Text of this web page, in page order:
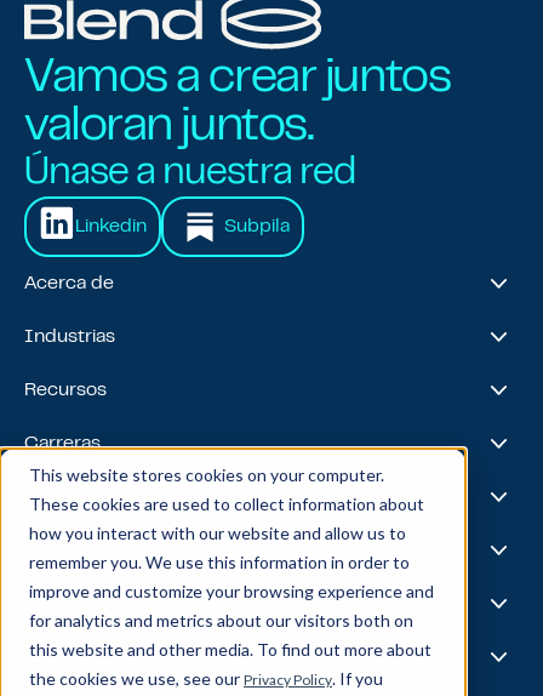
This website stores cookies on your computer.
These cookies are used to collect information about
how you interact with our website and allow us to
remember you. We use this information in order to
improve and customize your browsing experience and
for analytics and metrics about our visitors both on
this website and other media. To find out more about
the cookies we use, see our Privacy Policy. If you
Vamos a crear juntos
valoran juntos.
Únase a nuestra red
Linkedin Subpila
Acerca de
Acerca de nosotros
Premios y reconocimientos
Industrias
Servicios financieros
Viajes y hospitalidad
Energía
Tecnología, medios y telecomunicaciones
Recursos
Casos prácticos
Liderazgo intelectual
Medios y eventos
Noticias
Carreras
Life @ Blend
Bolsa de trabajo
Todas las estrellas
Aspectos destacados del equipo
Fundiciones AI
Mezcla X
Ciencia de datos
Ingeniería de datos
Inteligencia empresarial
Gobernanza de datos
Experiencia y operaciones
Experiencia del cliente
Producto
Socios